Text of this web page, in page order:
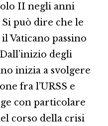
II negli anni
Si può dire che le
Vaticano passino
degli
inizia a svolgere
fra l’URSS e
con particolare
corso della crisi